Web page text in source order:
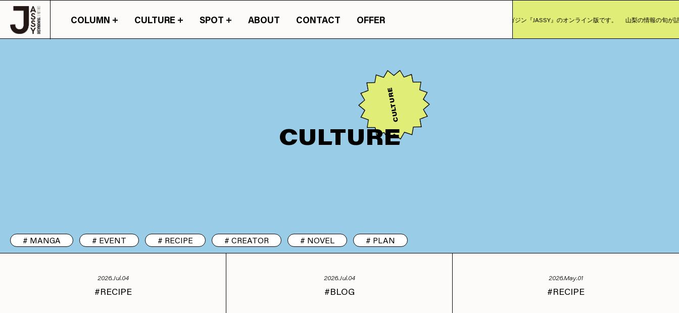
COLUMN CULTURE SPOT ABOUT CONTACT OFFER
山梨の情報の旬が詰まったカルチャーマガジン『JASSY』のオンライン版です。 山梨の情報の旬が詰まったカルチャーマガジン『JASSY』のオンライン版です。 山梨の情報の旬が詰
CULTURE
CULTURE
MANGA EVENT RECIPE CREATOR NOVEL PLAN
2026.Jul.04
RECIPE
2026.Jul.04
BLOG
2026.May.01
RECIPE